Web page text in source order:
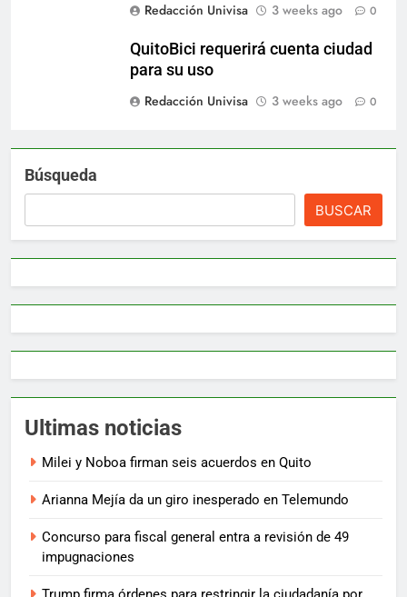
Redacción Univisa
3 weeks ago 0
QuitoBici requerirá cuenta ciudad
para su uso
Redacción Univisa
3 weeks ago 0
Búsqueda
BUSCAR
Ultimas noticias
Milei y Noboa firman seis acuerdos en Quito
Arianna Mejía da un giro inesperado en Telemundo
Concurso para fiscal general entra a revisión de 49
impugnaciones